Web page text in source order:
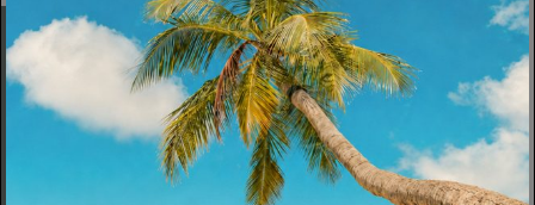
Εταιρεία
Σχετικά
Υπηρεσίες